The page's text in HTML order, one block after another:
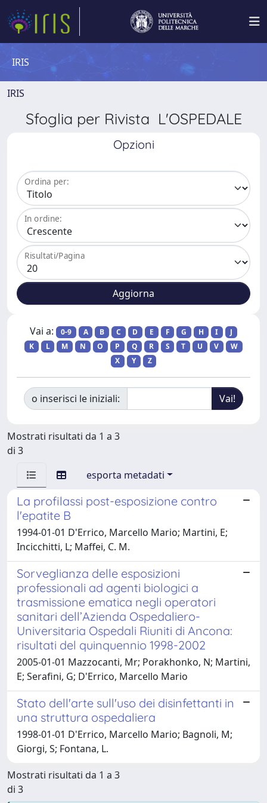
IRIS
IRIS
Sfoglia per Rivista L'OSPEDALE
Opzioni
Ordina per:
In ordine:
Risultati/Pagina
Vai a: 0-9 A B C D E F G H I
J
K
L M N O P Q R S T U V
W
X
Y Z
o inserisci le iniziali:
Mostrati risultati da 1 a 3
di 3
esporta metadati
La profilassi post-esposizione contro
l'epatite B
1994-01-01 D'Errico, Marcello Mario; Martini, E;
Incicchitti, L; Maffei, C. M.
Sorveglianza delle esposizioni
professionali ad agenti biologici a
trasmissione ematica negli operatori
sanitari dell’Azienda Ospedaliero-
Universitaria Ospedali Riuniti di Ancona:
risultati del quinquennio 1998-2002
2005-01-01 Mazzocanti, Mr; Porakhonko, N; Martini,
E; Serafini, G; D'Errico, Marcello Mario
Stato dell'arte sull'uso dei disinfettanti in
una struttura ospedaliera
1998-01-01 D'Errico, Marcello Mario; Bagnoli, M;
Giorgi, S; Fontana, L.
Mostrati risultati da 1 a 3
di 3